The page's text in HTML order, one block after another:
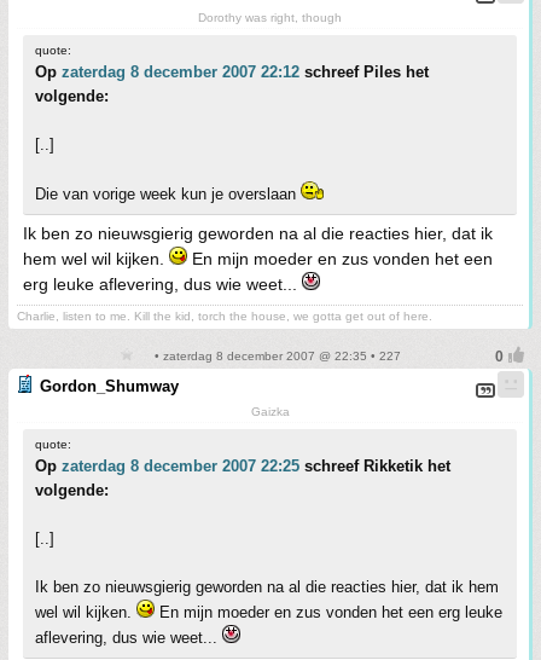
Dorothy was right, though
quote:
Op zaterdag 8 december 2007 22:12 schreef Piles het
volgende:
[..]
Die van vorige week kun je overslaan
Ik ben zo nieuwsgierig geworden na al die reacties hier, dat ik
hem wel wil kijken.
En mijn moeder en zus vonden het een
erg leuke aflevering, dus wie weet...
Charlie, listen to me. Kill the kid, torch the house, we gotta get out of here.
• zaterdag 8 december 2007 @ 22:35 • 227
Gordon_Shumway
Gaizka
quote:
Op zaterdag 8 december 2007 22:25 schreef Rikketik het
volgende:
[..]
Ik ben zo nieuwsgierig geworden na al die reacties hier, dat ik hem
wel wil kijken.
En mijn moeder en zus vonden het een erg leuke
aflevering, dus wie weet...